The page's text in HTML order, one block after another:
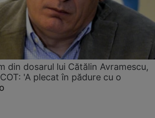
din dosarul lui Cătălin Avramescu,
'A plecat în pădure cu o